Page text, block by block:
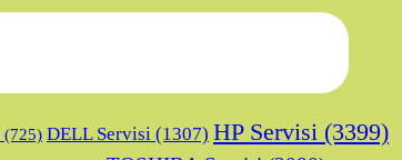
(725) DELL Servisi (1307) HP Servisi (3399)